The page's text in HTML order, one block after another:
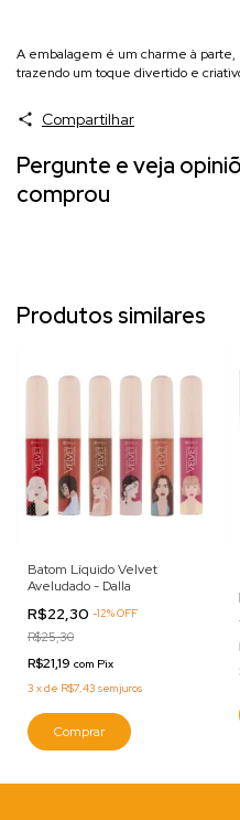
A embalagem é um charme à
trazendo um toque divertido e
Compartilhar
Pergunte e veja
comprou
Produtos similares
Batom Líquido Velvet
Aveludado - Dalla
R$22,30 -12%OFF
R$25,30
R$21,19 com Pix
3 xde R$7,43 sem juros
Comprar